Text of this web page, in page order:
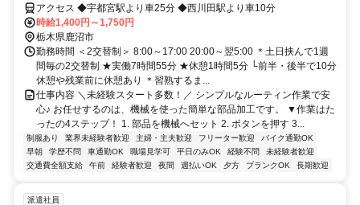
アクセス ◆宇都宮駅より車25分 ◆西川田駅より車10分
時給1,400円～1,750円
栃木県鹿沼市
勤務時間 ＜2交替制＞ 8:00～17:00 20:00～翌5:00 ＊土日挟んで1週
間毎の2交替制 ★実働7時間55分 ★休憩1時間5分 └前半・後半で10分
休憩や残業前に休憩あり ＊習熟するま...
仕事内容 ＼未経験スタート多数！／ シンプルなルーティン作業で安
心♪ お任せするのは、機械を使った簡単な部品加工です。 ▼作業はた
ったの4ステップ！ 1. 部品を機械へセット 2. ボタンを押す 3...
制服あり 業界未経験者歓迎 主婦・主夫歓迎 フリーター歓迎
バイク通勤OK
早朝
学歴不問 車通勤OK 職場見学可 平日のみOK 経験不問
未経験者歓迎
交通費全額支給
午前 経験者歓迎 夜間 週払いOK 夕方 ブランクOK 長期歓迎
派遣社員